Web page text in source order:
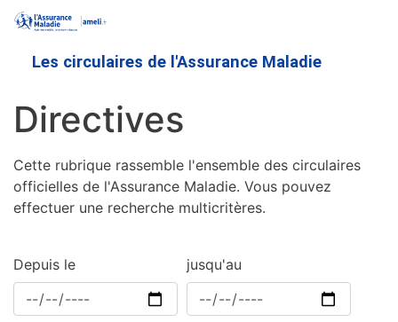
contenu
Les circulaires de l'Assurance Maladie
Directives
Cette rubrique rassemble l'ensemble des circulaires
officielles de l'Assurance Maladie. Vous pouvez
effectuer une recherche multicritères.
Depuis le jusqu'au